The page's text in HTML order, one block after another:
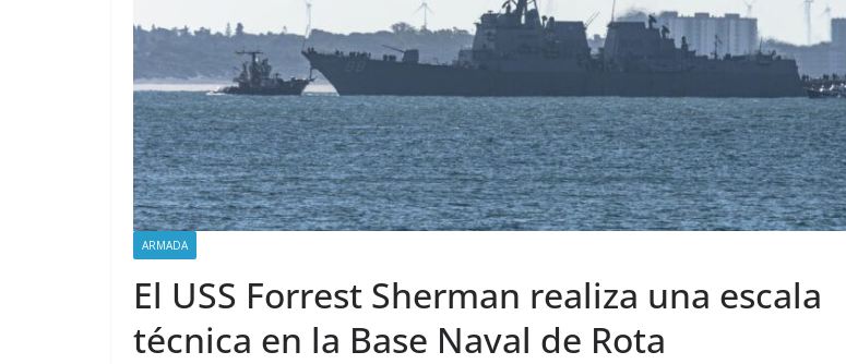
ARMADA
El USS Forrest Sherman realiza una escala
técnica en la Base Naval de Rota